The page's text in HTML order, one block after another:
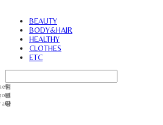
BEAUTY
BODY&HAIR
HEALTHY
CLOTHES
ETC